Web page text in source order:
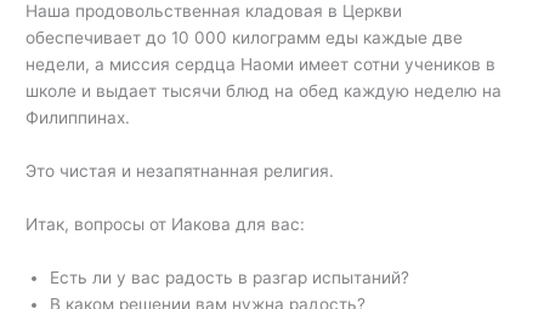
Наша продовольственная кладовая в Церкви
обеспечивает до 10 000 килограмм еды каждые две
недели, а миссия сердца Наоми имеет сотни учеников в
школе и выдает тысячи блюд на обед каждую неделю на
Филиппинах.
Это чистая и незапятнанная религия.
Итак, вопросы от Иакова для вас:
Есть ли у вас радость в разгар испытаний?
В каком решении вам нужна радость?